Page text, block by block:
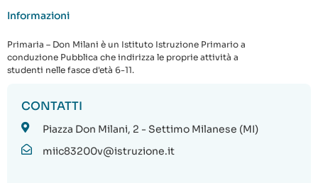
Informazioni
Primaria – Don Milani è un Istituto Istruzione Primario a
conduzione Pubblica che indirizza le proprie attività a
studenti nelle fasce d'età 6-11.
CONTATTI
Piazza Don Milani, 2 - Settimo Milanese (MI)
miic83200v@istruzione.it